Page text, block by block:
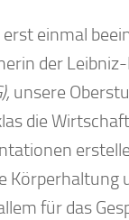
einmal
der
unsere
die
für das